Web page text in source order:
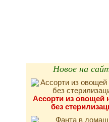
Новое на
Ассорти из овощей
без